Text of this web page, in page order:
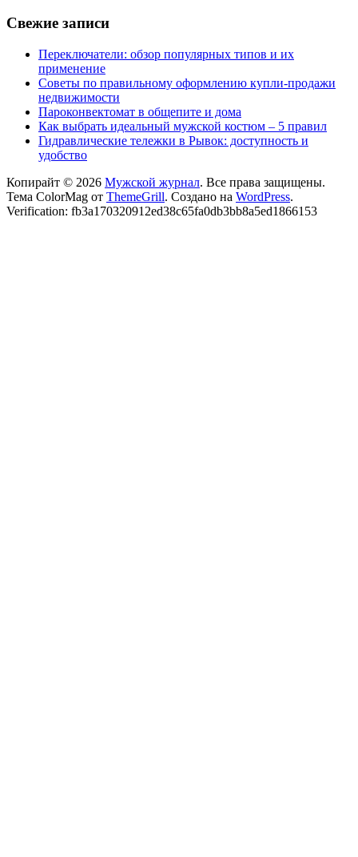
Свежие записи
Переключатели: обзор популярных типов и их
применение
Советы по правильному оформлению купли-продажи
недвижимости
Пароконвектомат в общепите и дома
Как выбрать идеальный мужской костюм – 5 правил
Гидравлические тележки в Рывок: доступность и
удобство
Копирайт © 2026 Мужской журнал. Все права защищены.
Тема ColorMag от ThemeGrill. Создано на WordPress.
Verification: fb3a170320912ed38c65fa0db3bb8a5ed1866153